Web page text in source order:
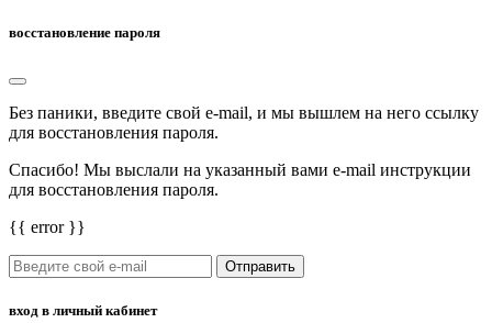
восстановление пароля
Без паники, введите свой e-mail, и мы вышлем на него ссылку
для восстановления пароля.
Спасибо! Мы выслали на указанный вами e-mail инструкции
для восстановления пароля.
{{ error }}
Отправить
вход в личный кабинет